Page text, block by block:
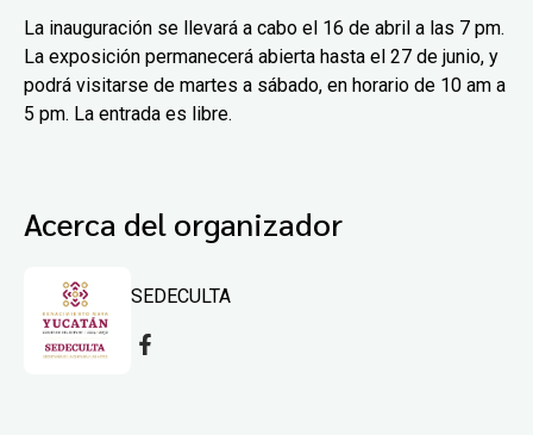
La inauguración se llevará a cabo el 16 de abril a las 7 pm.
La exposición permanecerá abierta hasta el 27 de junio, y
podrá visitarse de martes a sábado, en horario de 10 am a
5 pm. La entrada es libre.
Acerca del organizador
SEDECULTA